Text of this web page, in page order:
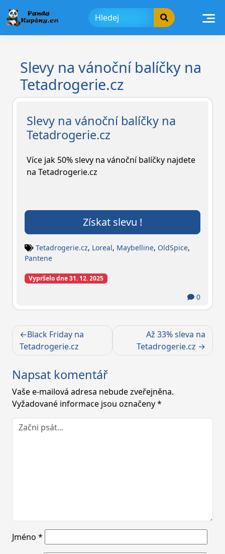
to
content
Slevy na vánoční balíčky na
Tetadrogerie.cz
Slevy na vánoční balíčky na
Tetadrogerie.cz
Více jak 50% slevy na vánoční balíčky najdete
na Tetadrogerie.cz
Získat slevu !
Tetadrogerie.cz, Loreal, Maybelline, OldSpice,
Pantene
Vypršelo dne 31. 12. 2025
0
Navigace
pro
Black Friday na
Tetadrogerie.cz
Až 33% sleva na
Tetadrogerie.cz
Napsat komentář
Vaše e-mailová adresa nebude zveřejněna.
Vyžadované informace jsou označeny*
Jméno *